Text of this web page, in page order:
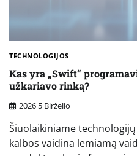
TECHNOLOGIJOS
Kas yra „Swift“
užkariavo rinką?
2026 5 Birželio
Šiuolaikiniame
kalbos vaidina lemiamą